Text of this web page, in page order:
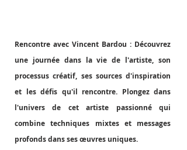
Rencontre avec Vincent Bardou : Découvrez
une journée dans la vie de l'artiste, son
processus créatif, ses sources d'inspiration
et les défis qu'il rencontre. Plongez dans
l'univers de cet artiste passionné qui
combine techniques mixtes et messages
profonds dans ses œuvres uniques.